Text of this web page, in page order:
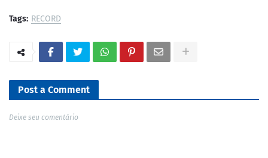
Tags: RECORD
Post a Comment
Deixe seu comentário